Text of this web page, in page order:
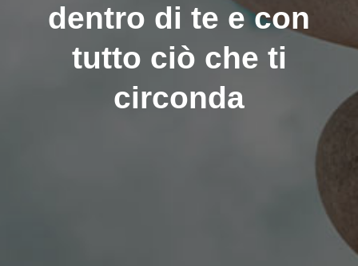
dentro di te e con
tutto ciò che ti
circonda